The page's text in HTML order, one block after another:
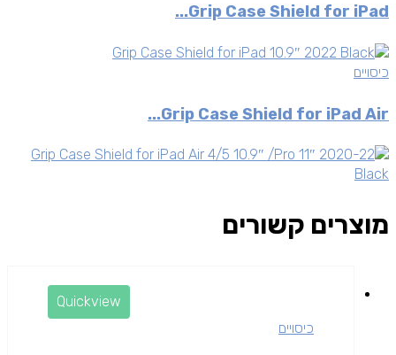
Grip Case Shield for iPad...
כיסויים
Grip Case Shield for iPad Air...
מוצרים קשורים
Quickview
כיסויים